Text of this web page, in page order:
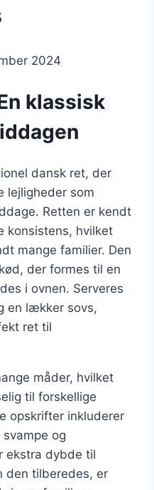
2024
klassisk
dansk ret, der
lejligheder som
Retten er kendt
konsistens, hvilket
mange familier. Den
der formes til en
i ovnen. Serveres
en lækker sovs,
ret til
måder, hvilket
til forskellige
opskrifter inkluderer
og
ekstra dybde til
den tilberedes, er